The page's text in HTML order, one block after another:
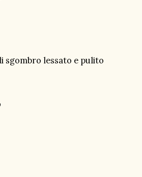
sgombro lessato e pulito